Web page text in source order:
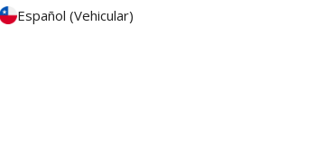
Español (Vehicular)